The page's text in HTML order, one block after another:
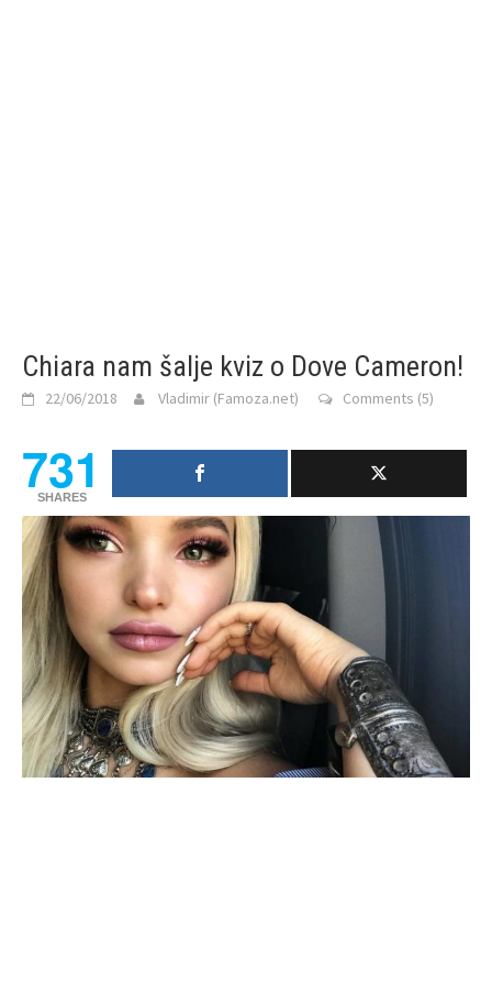
Chiara nam šalje kviz o Dove Cameron!
22/06/2018 Vladimir (Famoza.net) Comments (5)
731
SHARES